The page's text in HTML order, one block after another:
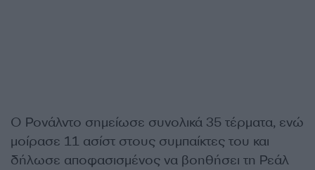
Ο Ρονάλντο σημείωσε συνολικά 35 τέρματα, ενώ
μοίρασε 11 ασίστ στους συμπαίκτες του και
δήλωσε αποφασισμένος να βοηθήσει τη Ρεάλ